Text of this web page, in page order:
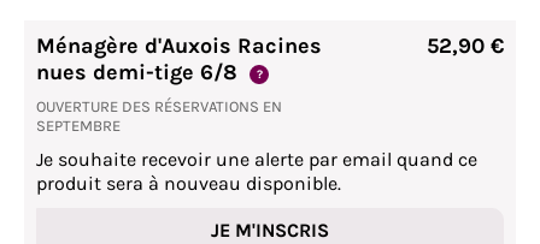
Ménagère d'Auxois Racines
nues demi-tige 6/8
?
OUVERTURE DES RÉSERVATIONS EN
SEPTEMBRE
52,90 €
Je souhaite recevoir une alerte par email quand ce
produit sera à nouveau disponible.
JE M'INSCRIS